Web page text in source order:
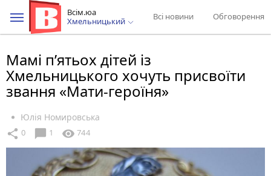
Всім.юа
Хмельницький
Всі новини Обговорення
Мамі п’ятьох дітей із
Хмельницького хочуть присвоїти
звання «Мати-героїня»
Юлія Номировська
share 0 chat_bubble 1 visibility 744